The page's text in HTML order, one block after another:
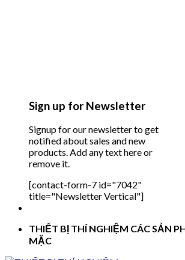
Sign up for Newsletter
Signup for our newsletter to get
notified about sales and new
products. Add any text here or
remove it.
[contact-form-7 id="7042"
title="Newsletter Vertical"]
THIẾT BỊ THÍ NGHIỆM CÁC SẢN
MẶC